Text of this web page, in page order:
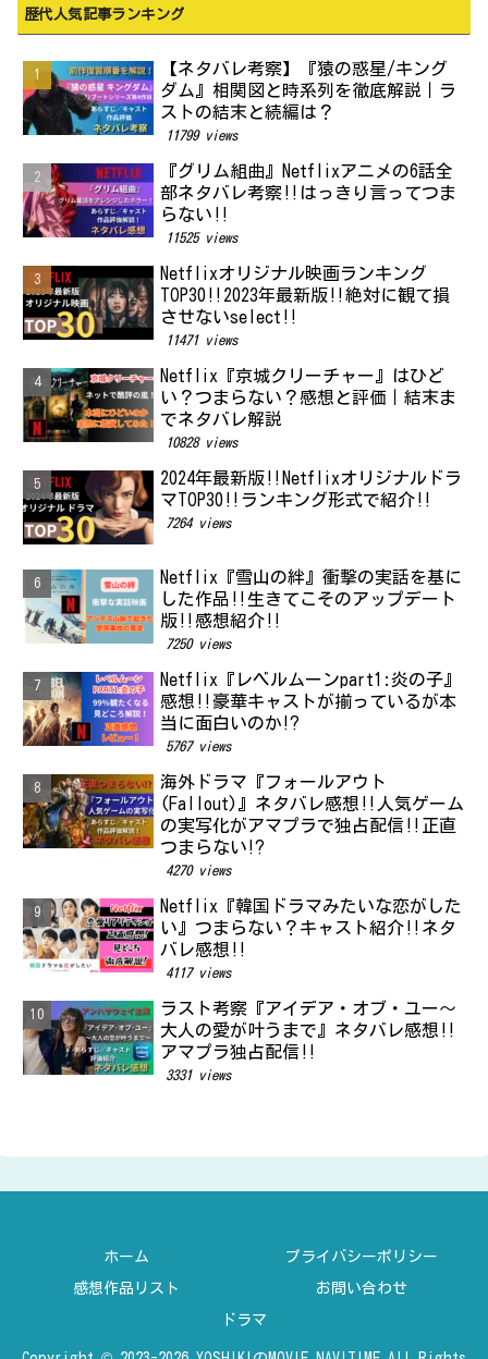
歴代人気記事ランキング
【ネタバレ考察】『猿の惑星/キング
ダム』相関図と時系列を徹底解説｜ラ
ストの結末と続編は？
11799 views
『グリム組曲』Netflixアニメの6話全
部ネタバレ考察‼はっきり言ってつま
らない‼
11525 views
Netflixオリジナル映画ランキング
TOP30‼2023年最新版‼絶対に観て損
させないselect‼
11471 views
Netflix『京城クリーチャー』はひど
い？つまらない？感想と評価｜結末ま
でネタバレ解説
10828 views
2024年最新版‼Netflixオリジナルドラ
マTOP30‼ランキング形式で紹介‼
7264 views
Netflix『雪山の絆』衝撃の実話を基に
した作品‼生きてこそのアップデート
版‼感想紹介‼
7250 views
Netflix『レベルムーンpart1:炎の子』
感想‼豪華キャストが揃っているが本
当に面白いのか⁉
5767 views
海外ドラマ『フォールアウト
(Fallout)』ネタバレ感想‼人気ゲーム
の実写化がアマプラで独占配信‼正直
つまらない⁉
4270 views
Netflix『韓国ドラマみたいな恋がした
い』つまらない？キャスト紹介‼ネタ
バレ感想‼
4117 views
ラスト考察『アイデア・オブ・ユー～
大人の愛が叶うまで』ネタバレ感想‼
アマプラ独占配信‼
3331 views
ホーム プライバシーポリシー
感想作品リスト お問い合わせ
ドラマ